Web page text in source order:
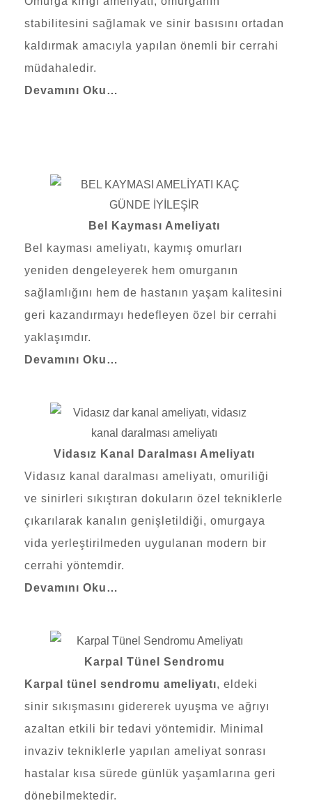
stabilitesini sağlamak ve sinir basısını ortadan
kaldırmak amacıyla yapılan önemli bir cerrahi
müdahaledir.
Devamını Oku…
Bel Kayması Ameliyatı
Bel kayması ameliyatı, kaymış omurları
yeniden dengeleyerek hem omurganın
sağlamlığını hem de hastanın yaşam kalitesini
geri kazandırmayı hedefleyen özel bir cerrahi
yaklaşımdır.
Devamını Oku…
Vidasız Kanal Daralması Ameliyatı
Vidasız kanal daralması ameliyatı, omuriliği
ve sinirleri sıkıştıran dokuların özel tekniklerle
çıkarılarak kanalın genişletildiği, omurgaya
vida yerleştirilmeden uygulanan modern bir
cerrahi yöntemdir.
Devamını Oku…
Karpal Tünel Sendromu
Karpal tünel sendromu ameliyatı, eldeki
sinir sıkışmasını gidererek uyuşma ve ağrıyı
azaltan etkili bir tedavi yöntemidir. Minimal
invaziv tekniklerle yapılan ameliyat sonrası
hastalar kısa sürede günlük yaşamlarına geri
dönebilmektedir.